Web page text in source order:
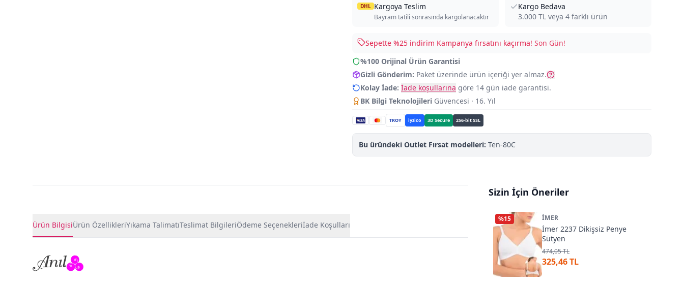
DHL Kargoya Teslim
Bayram tatili sonrasında kargolanacaktır
Kargo Bedava
3.000 TL veya 4 farklı ürün
Sepette %25 indirim Kampanya fırsatını kaçırma! Son Gün!
%100 Orijinal Ürün Garantisi
Gizli Gönderim: Paket üzerinde ürün içeriği yer almaz.
Kolay İade: İade koşullarına göre 14 gün iade garantisi.
BK Bilgi Teknolojileri Güvencesi · 16. Yıl
TROY iyzico 3D Secure 256-bit SSL
Bu üründeki Outlet Fırsat modelleri: Ten-80C
Ürün BilgisiÜrün ÖzellikleriYıkama TalimatıTeslimat BilgileriÖdeme Seçenekleriİade Koşulları
Sizin İçin Öneriler
%15 İMER
İmer 2237 Dikişsiz Penye
Sütyen
474,05 TL
325,46 TL